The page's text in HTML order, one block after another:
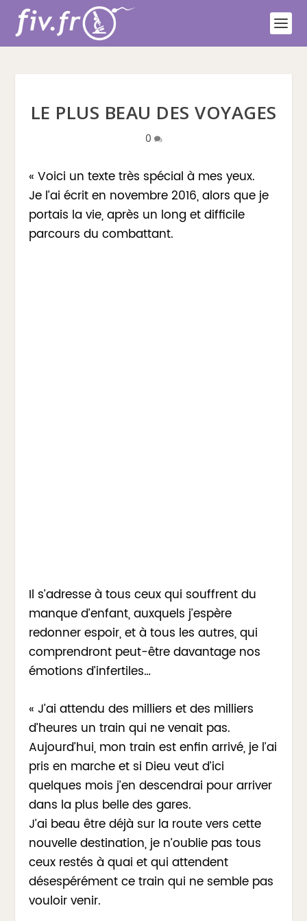
LE PLUS BEAU DES VOYAGES
0
« Voici un texte très spécial à mes yeux.
Je l’ai écrit en novembre 2016, alors que je
portais la vie, après un long et difficile
parcours du combattant.
Il s’adresse à tous ceux qui souffrent du
manque d’enfant, auxquels j’espère
redonner espoir, et à tous les autres, qui
comprendront peut-être davantage nos
émotions d’infertiles…
« J’ai attendu des milliers et des milliers
d’heures un train qui ne venait pas.
Aujourd’hui, mon train est enfin arrivé, je l’ai
pris en marche et si Dieu veut d’ici
quelques mois j’en descendrai pour arriver
dans la plus belle des gares.
J’ai beau être déjà sur la route vers cette
nouvelle destination, je n’oublie pas tous
ceux restés à quai et qui attendent
désespérément ce train qui ne semble pas
vouloir venir.